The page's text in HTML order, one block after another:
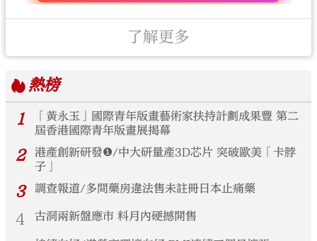
了解更多
熱榜
1
「黃永玉」國際青年版畫藝術家扶持計劃成果豐 第二
屆香港國際青年版畫展揭幕
2
港產創新研發❶/中大研量產3D芯片 突破歐美「卡脖
子」
3 調查報道/多間藥房違法售未註冊日本止痛藥
4 古洞兩新盤應市 料月內硬撼開售